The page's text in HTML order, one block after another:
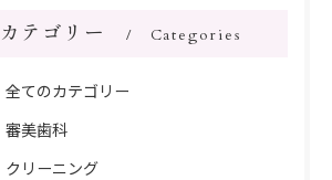
カテゴリー Categories
全てのカテゴリー
審美歯科
クリーニング